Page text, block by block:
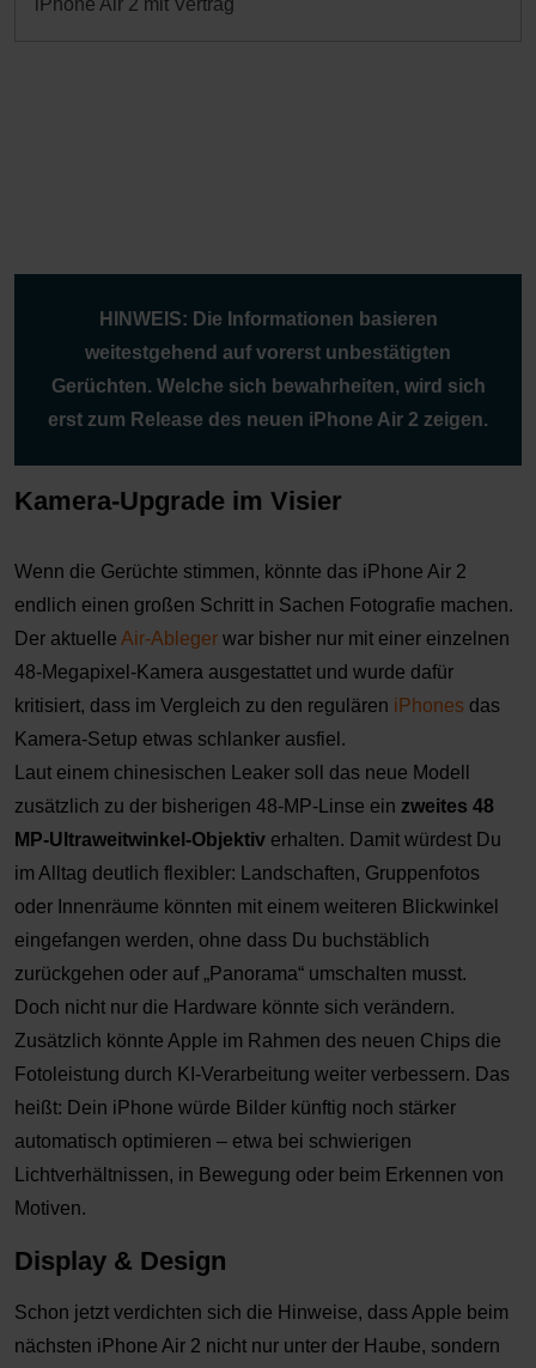
iPhone Air 2 mit Vertrag
HINWEIS: Die Informationen basieren
weitestgehend auf vorerst unbestätigten
Gerüchten. Welche sich bewahrheiten, wird sich
erst zum Release des neuen iPhone Air 2 zeigen.
Kamera-Upgrade im Visier
Wenn die Gerüchte stimmen, könnte das iPhone Air 2
endlich einen großen Schritt in Sachen Fotografie machen.
Der aktuelle Air-Ableger war bisher nur mit einer einzelnen
48-Megapixel-Kamera ausgestattet und wurde dafür
kritisiert, dass im Vergleich zu den regulären iPhones das
Kamera-Setup etwas schlanker ausfiel.
Laut einem chinesischen
Leaker soll das neue Modell
zusätzlich zu der bisherigen 48-MP-Linse ein zweites 48
MP-Ultraweitwinkel-Objektiv erhalten. Damit würdest Du
im Alltag deutlich flexibler: Landschaften, Gruppenfotos
oder Innenräume könnten mit einem weiteren Blickwinkel
eingefangen werden, ohne dass Du buchstäblich
zurückgehen oder auf „Panorama“ umschalten musst.
Doch nicht nur die Hardware könnte sich verändern.
Zusätzlich könnte Apple im Rahmen des neuen Chips die
Fotoleistung durch KI-Verarbeitung weiter verbessern. Das
heißt: Dein iPhone würde Bilder künftig noch stärker
automatisch optimieren – etwa bei schwierigen
Lichtverhältnissen, in Bewegung oder beim Erkennen von
Motiven.
Display & Design
Schon jetzt verdichten sich die Hinweise, dass Apple beim
nächsten iPhone Air 2 nicht nur unter der Haube, sondern